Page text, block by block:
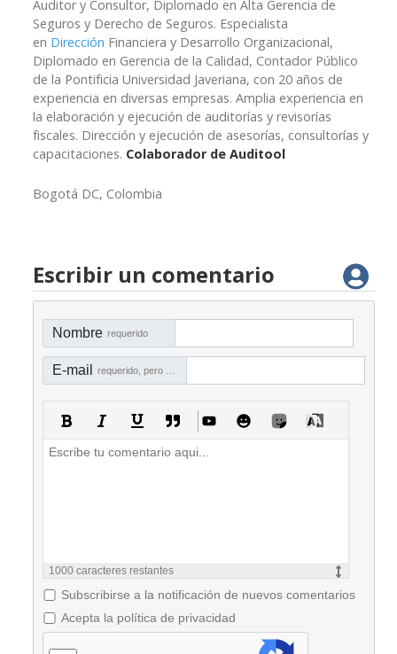
Auditor y Consultor, Diplomado en Alta Gerencia de
Seguros y Derecho de Seguros. Especialista
en Dirección Financiera y Desarrollo Organizacional,
Diplomado en Gerencia de la Calidad, Contador Público
de la Pontificia Universidad Javeriana, con 20 años de
experiencia en diversas empresas. Amplia experiencia en
la elaboración y ejecución de auditorías y revisorías
fiscales. Dirección y ejecución de asesorías, consultorías y
capacitaciones. Colaborador de Auditool
Bogotá DC, Colombia
Escribir un comentario
Nombre requerido
E-mail
1000 caracteres restantes
Subscribirse a la notificación de nuevos comentarios
Acepta la política de privacidad